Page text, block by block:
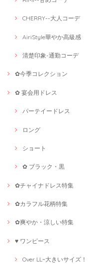
CHERRY--大人コーデ
AiriStyle華やか高級感
清楚印象-通勤コーデ
✿今季コレクション
✿ 宴会用ドレス
パーテイードレス
ロング
ショート
✿ ブラック・黒
✿チャイナドレス特集
✿カラフル花柄特集
✿爽やか・涼しい特集
♥ ワンピース
Over LL~大きいサイズ！